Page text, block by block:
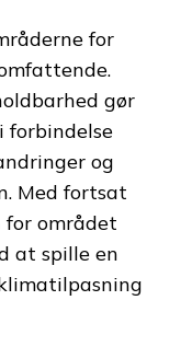
for
gør
og
Med fortsat
for området
at spille en